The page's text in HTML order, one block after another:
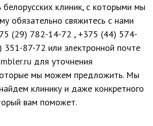
белорусских клиник, с которыми мы
обязательно свяжитесь с нами
(29) 782-14-72 ,+375 (44) 574-
351-87-72 или электронной почте
для уточнения
мы можем предложить. Мы
клинику и даже конкретного
вам поможет.